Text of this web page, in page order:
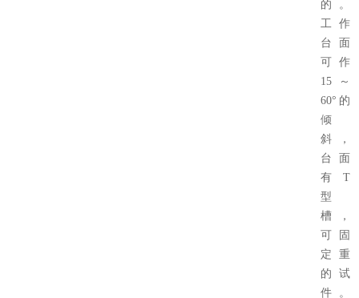
的。
工作
台面
可作
15～
60°的
倾
斜，
台面
有T
型
槽，
可固
定重
的试
件。